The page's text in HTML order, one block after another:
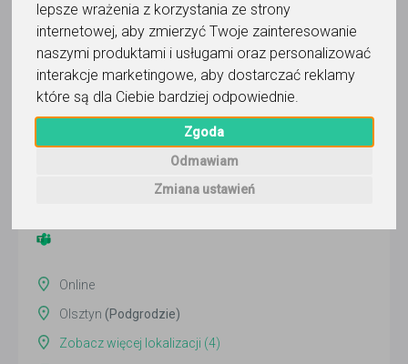
lepsze wrażenia z korzystania ze strony
internetowej, aby zmierzyć Twoje zainteresowanie
naszymi produktami i usługami oraz personalizować
interakcje marketingowe, aby dostarczać reklamy
które są dla Ciebie bardziej odpowiednie.
Zgoda
Odmawiam
Zmiana ustawień
lek Karol Krupiniewicz
Wyślij wiadomość
ponad 2 miesiące temu
Online
Olsztyn (Podgrodzie)
Zobacz więcej lokalizacji (4)